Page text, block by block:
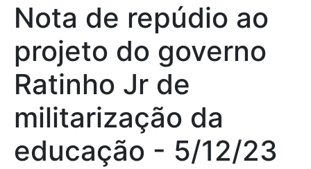
Nota de repúdio ao
projeto do governo
Ratinho Jr de
militarização da
educação - 5/12/23